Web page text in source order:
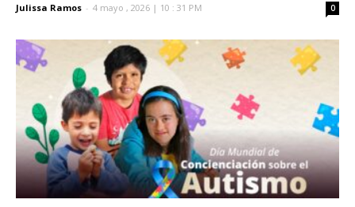
Julissa Ramos - 4 mayo , 2026 | 10 : 31 PM 0